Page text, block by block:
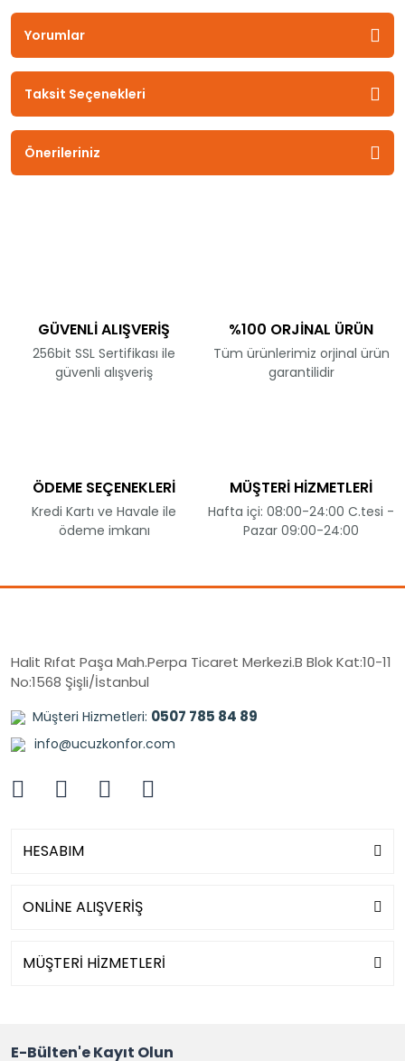
Yorumlar
Taksit Seçenekleri
Önerileriniz
GÜVENLİ ALIŞVERİŞ
256bit SSL Sertifikası ile
güvenli alışveriş
%100 ORJİNAL ÜRÜN
Tüm ürünlerimiz orjinal ürün
garantilidir
ÖDEME SEÇENEKLERİ
Kredi Kartı ve Havale ile
ödeme imkanı
MÜŞTERİ HİZMETLERİ
Hafta içi: 08:00-24:00 C.tesi -
Pazar 09:00-24:00
Halit Rıfat Paşa Mah.Perpa Ticaret Merkezi.B Blok Kat:10-11
No:1568 Şişli/İstanbul
Müşteri Hizmetleri: 0507 785 84 89
info@ucuzkonfor.com
HESABIM
ONLİNE ALIŞVERİŞ
MÜŞTERİ HİZMETLERİ
E-Bülten'e Kayıt Olun